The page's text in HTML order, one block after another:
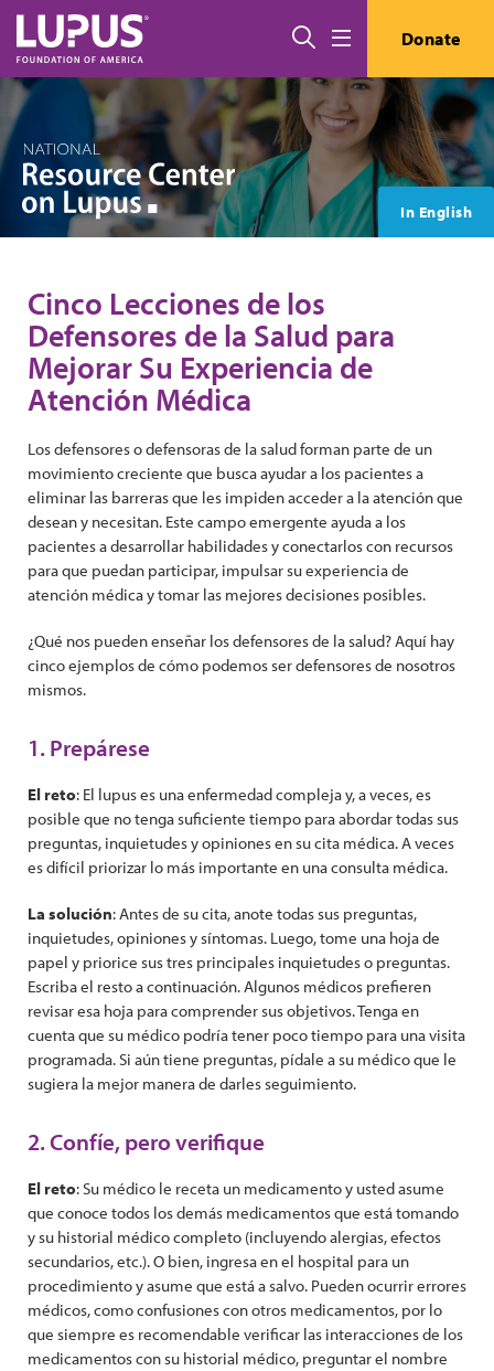
Pasar al contenido principal
Buscar Donate
In English
Cinco Lecciones de los
Defensores de la Salud para
Mejorar Su Experiencia de
Atención Médica
Los defensores o defensoras de la salud forman parte de un
movimiento creciente que busca ayudar a los pacientes a
eliminar las barreras que les impiden acceder a la atención que
desean y necesitan. Este campo emergente ayuda a los
pacientes a desarrollar habilidades y conectarlos con recursos
para que puedan participar, impulsar su experiencia de
atención médica y tomar las mejores decisiones posibles.
¿Qué nos pueden enseñar los defensores de la salud? Aquí hay
cinco ejemplos de cómo podemos ser defensores de nosotros
mismos.
1. Prepárese
El reto: El lupus es una enfermedad compleja y, a veces, es
posible que no tenga suficiente tiempo para abordar todas sus
preguntas, inquietudes y opiniones en su cita médica. A veces
es difícil priorizar lo más importante en una consulta médica.
La solución: Antes de su cita, anote todas sus preguntas,
inquietudes, opiniones y síntomas. Luego, tome una hoja de
papel y priorice sus tres principales inquietudes o preguntas.
Escriba el resto a continuación. Algunos médicos prefieren
revisar esa hoja para comprender sus objetivos. Tenga en
cuenta que su médico podría tener poco tiempo para una visita
programada. Si aún tiene preguntas, pídale a su médico que le
sugiera la mejor manera de darles seguimiento.
2. Confíe, pero verifique
El reto: Su médico le receta un medicamento y usted asume
que conoce todos los demás medicamentos que está tomando
y su historial médico completo (incluyendo alergias, efectos
secundarios, etc.). O bien, ingresa en el hospital para un
procedimiento y asume que está a salvo. Pueden ocurrir errores
médicos, como confusiones con otros medicamentos, por lo
que siempre es recomendable verificar las interacciones de los
medicamentos con su historial médico, preguntar el nombre